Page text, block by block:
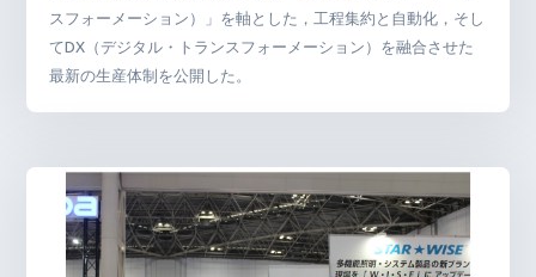
スフォーメーション）」を軸とした，工程集約と自動化，そし
てDX（デジタル・トランスフォーメーション）を融合させた
最新の生産体制を公開した。